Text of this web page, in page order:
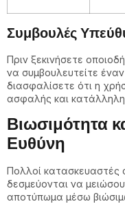
Συμβουλές
Πριν ξεκινήσετε
να συμβουλευτείτε
διασφαλίσετε ότι η
ασφαλής και κατάλληλη
Βιωσιμότητα
Ευθύνη
Πολλοί
δεσμεύονται να
αποτύπωμα μέσω